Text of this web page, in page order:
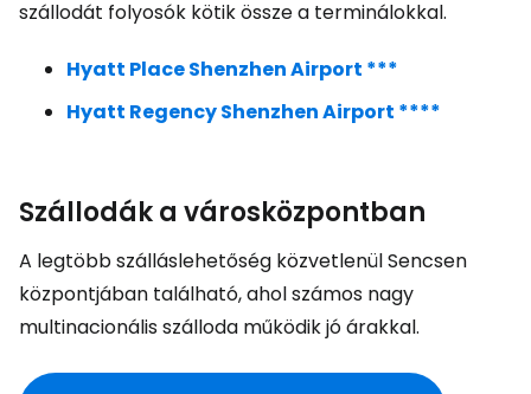
szállodát folyosók kötik össze a terminálokkal.
Hyatt Place Shenzhen Airport ***
Hyatt Regency Shenzhen Airport ****
Szállodák a városközpontban
A legtöbb szálláslehetőség közvetlenül Sencsen
központjában található, ahol számos nagy
multinacionális szálloda működik jó árakkal.